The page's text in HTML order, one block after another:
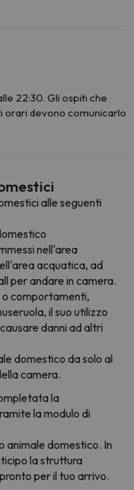
22:30. Gli ospiti che
orari devono comunicarlo
alle seguenti
nell'area
acquatica, ad
per andare in camera.
o comportamenti,
il suo utilizzo
danni ad altri
domestico da solo al
camera.
la
la modulo di
animale domestico. In
la struttura
per il tuo arrivo.